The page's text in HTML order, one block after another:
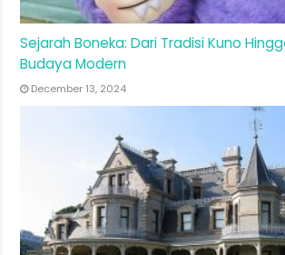
Sejarah Boneka: Dari Tradisi Kuno
Budaya Modern
December 13, 2024